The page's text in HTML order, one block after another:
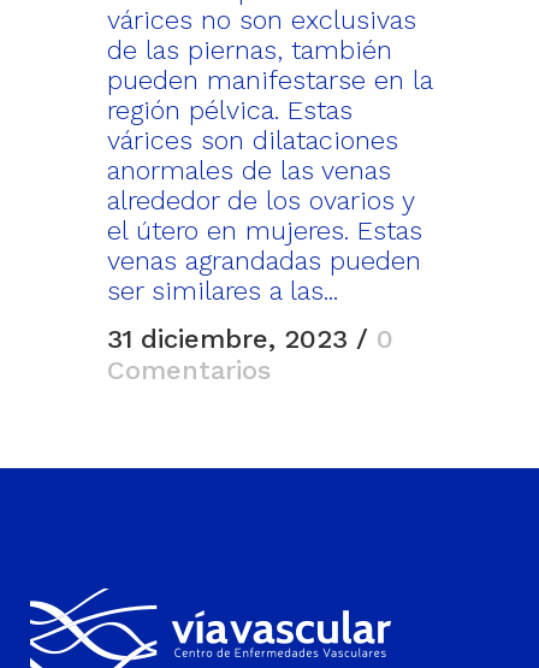
várices no son exclusivas
de las piernas, también
pueden manifestarse en la
región pélvica. Estas
várices son dilataciones
anormales de las venas
alrededor de los ovarios y
el útero en mujeres. Estas
venas agrandadas pueden
ser similares a las...
31 diciembre, 2023 / 0
Comentarios